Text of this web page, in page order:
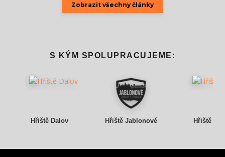
Zobrazit všechny články
S KÝM SPOLUPRACUJEME:
Hřiště Dalov Hřiště Jablonové Hřiště